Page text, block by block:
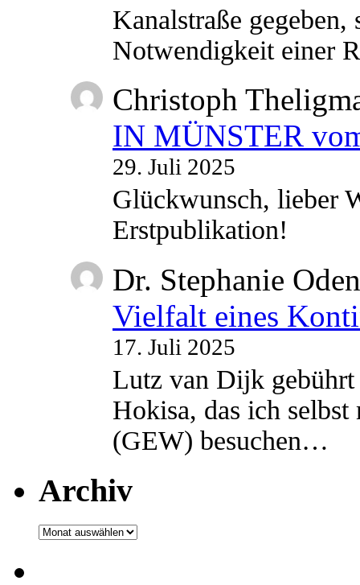
Kanalstraße
Notwendigkeit einer
Christoph
IN MÜNSTER
29. Juli 2025
Glückwunsch, lieber
Erstpublikation!
Dr. Stephanie
Vielfalt eines
17. Juli 2025
Lutz van Dijk
Hokisa, das ich
(GEW) besuchen…
Archiv
Archiv